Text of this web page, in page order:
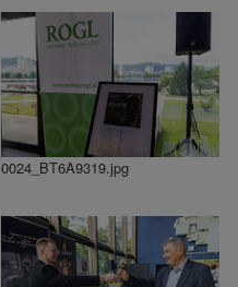
0024_BT6A9319.jpg